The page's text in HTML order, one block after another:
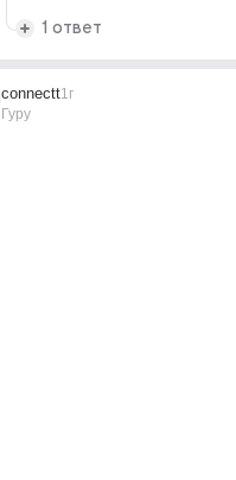
1 ответ
connectt
Гуру
1г